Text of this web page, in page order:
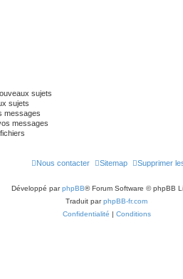
sujets
sujets
messages
messages
Supprimer
Sitemap
Nous contacter
Développé parphpBB® Forum Software © phpBB
Traduit parphpBB-fr.com
Confidentialité | Conditions